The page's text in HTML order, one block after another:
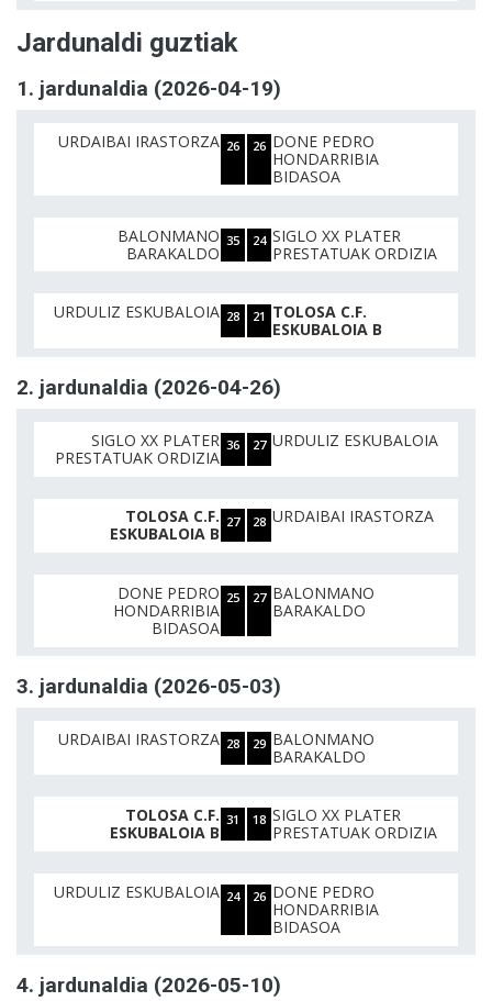
Jardunaldi guztiak
1. jardunaldia (2026-04-19)
URDAIBAI IRASTORZA 26 26 DONE PEDRO
HONDARRIBIA
BIDASOA
BALONMANO
BARAKALDO
35 24 SIGLO XX PLATER
PRESTATUAK ORDIZIA
URDULIZ ESKUBALOIA 28 21 TOLOSA C.F.
ESKUBALOIA B
2. jardunaldia (2026-04-26)
SIGLO XX PLATER
PRESTATUAK ORDIZIA
36 27 URDULIZ ESKUBALOIA
TOLOSA C.F.
ESKUBALOIA B
27 28 URDAIBAI IRASTORZA
DONE PEDRO
HONDARRIBIA
BIDASOA
25 27 BALONMANO
BARAKALDO
3. jardunaldia (2026-05-03)
URDAIBAI IRASTORZA 28 29 BALONMANO
BARAKALDO
TOLOSA C.F.
ESKUBALOIA B
31 18 SIGLO XX PLATER
PRESTATUAK ORDIZIA
URDULIZ ESKUBALOIA 24 26 DONE PEDRO
HONDARRIBIA
BIDASOA
4. jardunaldia (2026-05-10)